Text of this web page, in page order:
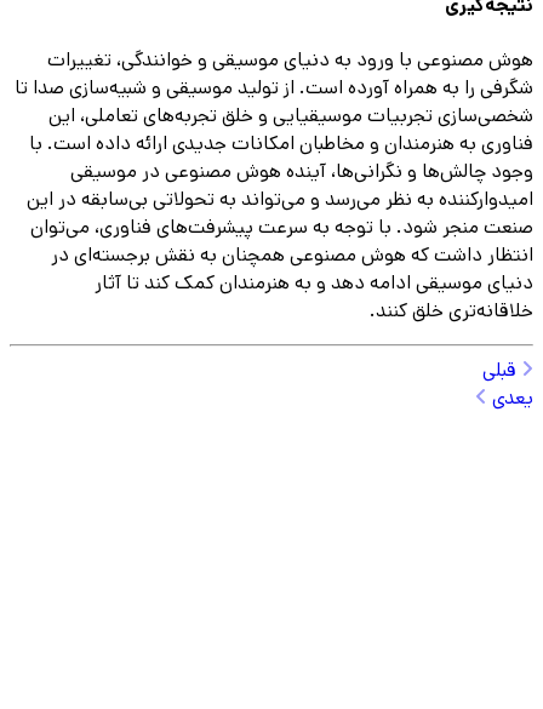
نتیجه‌گیری
هوش مصنوعی با ورود به دنیای موسیقی و خوانندگی، تغییرات
شگرفی را به همراه آورده است. از تولید موسیقی و شبیه‌سازی صدا تا
شخصی‌سازی تجربیات موسیقیایی و خلق تجربه‌های تعاملی، این
فناوری به هنرمندان و مخاطبان امکانات جدیدی ارائه داده است. با
وجود چالش‌ها و نگرانی‌ها، آینده هوش مصنوعی در موسیقی
امیدوارکننده به نظر می‌رسد و می‌تواند به تحولاتی بی‌سابقه در این
صنعت منجر شود. با توجه به سرعت پیشرفت‌های فناوری، می‌توان
انتظار داشت که هوش مصنوعی همچنان به نقش برجسته‌ای در
دنیای موسیقی ادامه دهد و به هنرمندان کمک کند تا آثار
خلاقانه‌تری خلق کنند.
قبلی
یعدی